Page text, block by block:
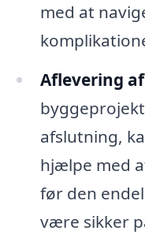
med at
Aflevering
afslutning,
hjælpe med
før den
være sikker